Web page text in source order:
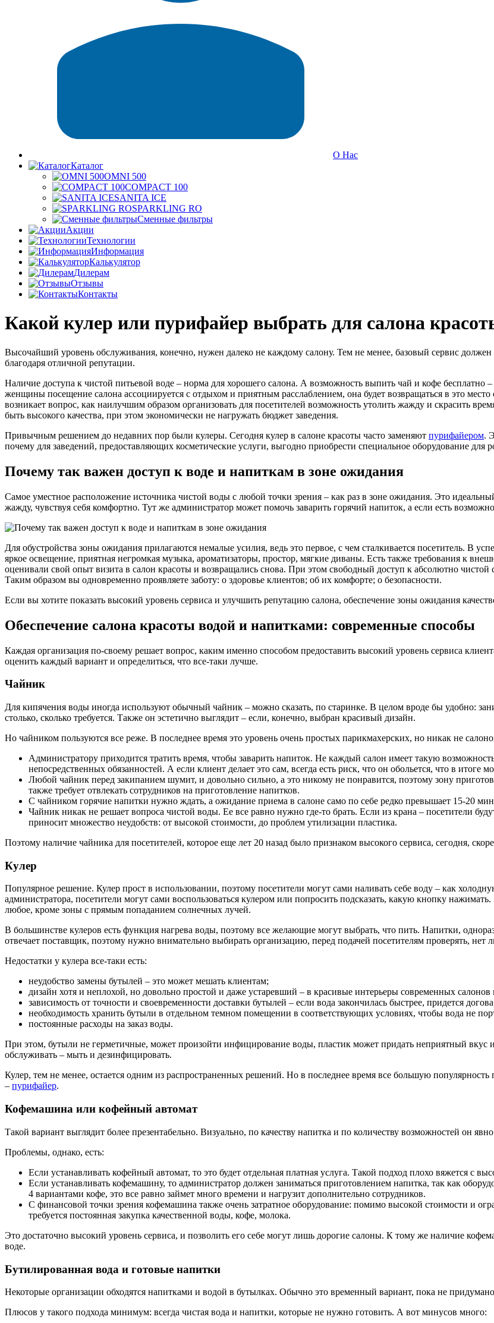
О Нас
Каталог
OMNI 500
COMPACT 100
SANITA ICE
SPARKLING RO
Сменные фильтры
Акции
Технологии
Информация
Калькулятор
Дилерам
Отзывы
Контакты
Какой кулер или пурифайер выбрать для салона
Высочайший уровень обслуживания, конечно, нужен далеко не каждому салону. Тем не менее, базовый сервис
благодаря отличной репутации.
Наличие доступа к чистой питьевой воде – норма для хорошего салона. А возможность выпить чай и кофе бесплатно
женщины посещение салона ассоциируется с отдыхом и приятным расслаблением, она будет возвращаться в это
возникает вопрос, как наилучшим образом организовать для посетителей возможность утолить жажду и скрасить
быть высокого качества, при этом экономически не нагружать бюджет заведения.
Привычным решением до недавних пор были кулеры. Сегодня кулер в салоне красоты часто заменяют пурифайером.
почему для заведений, предоставляющих косметические услуги, выгодно приобрести специальное оборудование для
Почему так важен доступ к воде и напиткам в зоне ожидания
Самое уместное расположение источника чистой воды с любой точки зрения – как раз в зоне ожидания. Это
жажду, чувствуя себя комфортно. Тут же администратор может помочь заварить горячий напиток, а если есть
Для обустройства зоны ожидания прилагаются немалые усилия, ведь это первое, с чем сталкивается посетитель. В
яркое освещение, приятная негромкая музыка, ароматизаторы, простор, мягкие диваны. Есть также требования к
оценивали свой опыт визита в салон красоты и возвращались снова. При этом свободный доступ к абсолютно
Таким образом вы одновременно проявляете заботу: о здоровье клиентов; об их комфорте; о безопасности.
Если вы хотите показать высокий уровень сервиса и улучшить репутацию салона, обеспечение зоны ожидания
Обеспечение салона красоты водой и напитками: современные способы
Каждая организация по-своему решает вопрос, каким именно способом предоставить высокий уровень сервиса
оценить каждый вариант и определиться, что все-таки лучше.
Чайник
Для кипячения воды иногда используют обычный чайник – можно сказать, по старинке. В целом вроде бы удобно:
столько, сколько требуется. Также он эстетично выглядит – если, конечно, выбран красивый дизайн.
Но чайником пользуются все реже. В последнее время это уровень очень простых парикмахерских, но никак не
Администратору приходится тратить время, чтобы заварить напиток. Не каждый салон имеет такую
непосредственных обязанностей. А если клиент делает это сам, всегда есть риск, что он обольется, что в итоге
Любой чайник перед закипанием шумит, и довольно сильно, а это никому не понравится, поэтому зону
также требует отвлекать сотрудников на приготовление напитков.
С чайником горячие напитки нужно ждать, а ожидание приема в салоне само по себе редко превышает 15-20
Чайник никак не решает вопроса чистой воды. Ее все равно нужно где-то брать. Если из крана – посетители
приносит множество неудобств: от высокой стоимости, до проблем утилизации пластика.
Поэтому наличие чайника для посетителей, которое еще лет 20 назад было признаком высокого сервиса, сегодня,
Кулер
Популярное решение. Кулер прост в использовании, поэтому посетители могут сами наливать себе воду – как
администратора, посетители могут сами воспользоваться кулером или попросить подсказать, какую кнопку
любое, кроме зоны с прямым попаданием солнечных лучей.
В большинстве кулеров есть функция нагрева воды, поэтому все желающие могут выбрать, что пить. Напитки,
отвечает поставщик, поэтому нужно внимательно выбирать организацию, перед подачей посетителям проверять, нет
Недостатки у кулера все-таки есть:
неудобство замены бутылей – это может мешать клиентам;
дизайн хотя и неплохой, но довольно простой и даже устаревший – в красивые интерьеры современных салонов
зависимость от точности и своевременности доставки бутылей – если вода закончилась быстрее, придется
необходимость хранить бутыли в отдельном темном помещении в соответствующих условиях, чтобы вода не
постоянные расходы на заказ воды.
При этом, бутыли не герметичные, может произойти инфицирование воды, пластик может придать неприятный вкус
обслуживать – мыть и дезинфицировать.
Кулер, тем не менее, остается одним из распространенных решений. Но в последнее время все большую
– пурифайер.
Кофемашина или кофейный автомат
Такой вариант выглядит более презентабельно. Визуально, по качеству напитка и по количеству возможностей он
Проблемы, однако, есть:
Если устанавливать кофейный автомат, то это будет отдельная платная услуга. Такой подход плохо вяжется с
Если устанавливать кофемашину, то администратор должен заниматься приготовлением напитка, так как
4 вариантами кофе, это все равно займет много времени и нагрузит дополнительно сотрудников.
С финансовой точки зрения кофемашина также очень затратное оборудование: помимо высокой стоимости и
требуется постоянная закупка качественной воды, кофе, молока.
Это достаточно высокий уровень сервиса, и позволить его себе могут лишь дорогие салоны. К тому же наличие
воде.
Бутилированная вода и готовые напитки
Некоторые организации обходятся напитками и водой в бутылках. Обычно это временный вариант, пока не
Плюсов у такого подхода минимум: всегда чистая вода и напитки, которые не нужно готовить. А вот минусов много: